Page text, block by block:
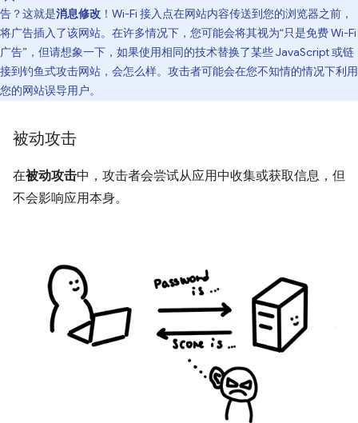
告？这就是消息修改 ！Wi-Fi 接入点在网站内容传送到您的浏览器之前，
将广告插入了该网站。在许多情况下，您可能会将其视为“只是免费 Wi-Fi
广告”，但请想象一下，如果使用相同的技术替换了某些 JavaScript 或链
接到钓鱼式攻击网站，会怎么样。攻击者可能会在您不知情的情况下利用
您的网站误导用户。
被动攻击
在被动攻击中，攻击者会尝试从应用中收集或获取信息，但
不会影响应用本身。